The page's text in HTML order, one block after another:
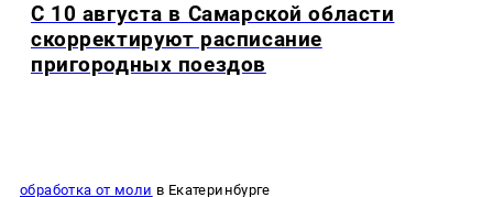
С 10 августа в Самарской области
скорректируют расписание
пригородных поездов
обработка от моли в Екатеринбурге